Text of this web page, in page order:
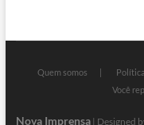
Quem somos
Você
Nova Imprensa| Designed